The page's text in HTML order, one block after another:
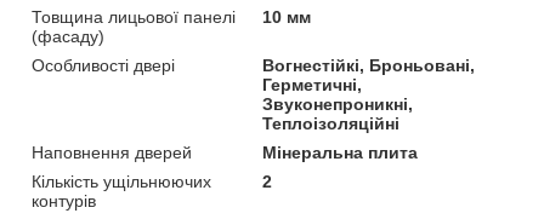
Товщина лицьової панелі
(фасаду)
10 мм
Особливості двері
Вогнестійкі, Броньовані,
Герметичні,
Звуконепроникні,
Теплоізоляційні
Наповнення дверей
Мінеральна плита
Кількість ущільнюючих
контурів
2